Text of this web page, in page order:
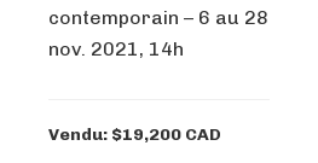
contemporain – 6 au 28
nov. 2021, 14h
Vendu: $19,200 CAD